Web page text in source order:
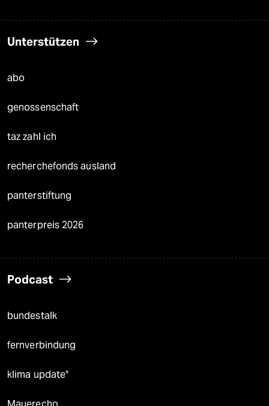
Unterstützen
abo
genossenschaft
taz zahl ich
recherchefonds ausland
panterstiftung
panterpreis 2026
Podcast
bundestalk
fernverbindung
klima update°